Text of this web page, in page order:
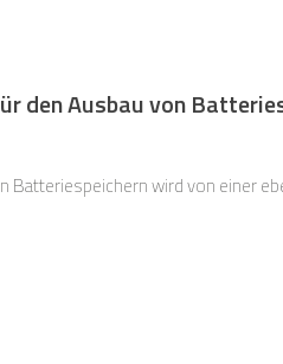
den Ausbau von
Batteriespeichern wird von einer